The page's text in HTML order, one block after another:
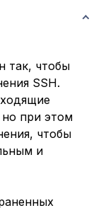
так, чтобы
SSH.
но при этом
чтобы
и